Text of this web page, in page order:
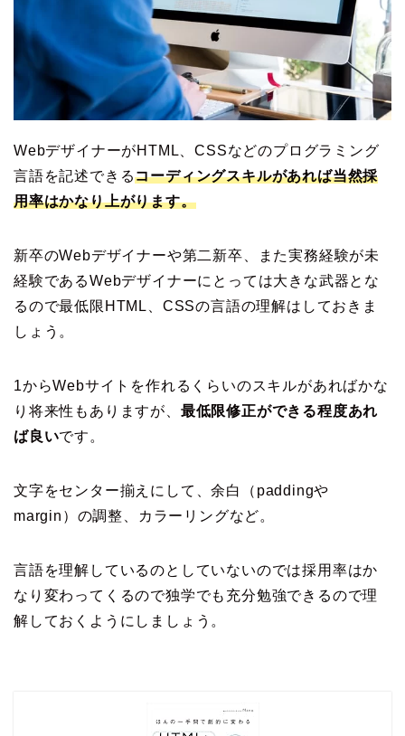
WebデザイナーがHTML、CSSなどのプログラミング
言語を記述できるコーディングスキルがあれば当然採
用率はかなり上がります。
新卒のWebデザイナーや第二新卒、また実務経験が未
経験であるWebデザイナーにとっては大きな武器とな
るので最低限HTML、CSSの言語の理解はしておきま
しょう。
1からWebサイトを作れるくらいのスキルがあればかな
り将来性もありますが、 最低限修正ができる程度あれ
ば良いです。
文字をセンター揃えにして、余白（paddingや
margin）の調整、カラーリングなど。
言語を理解しているのとしていないのでは採用率はか
なり変わってくるので独学でも充分勉強できるので理
解しておくようにしましょう。